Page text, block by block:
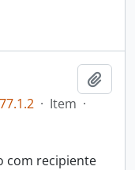
· Item ·
com recipiente